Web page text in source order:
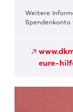
Weitere
eure-